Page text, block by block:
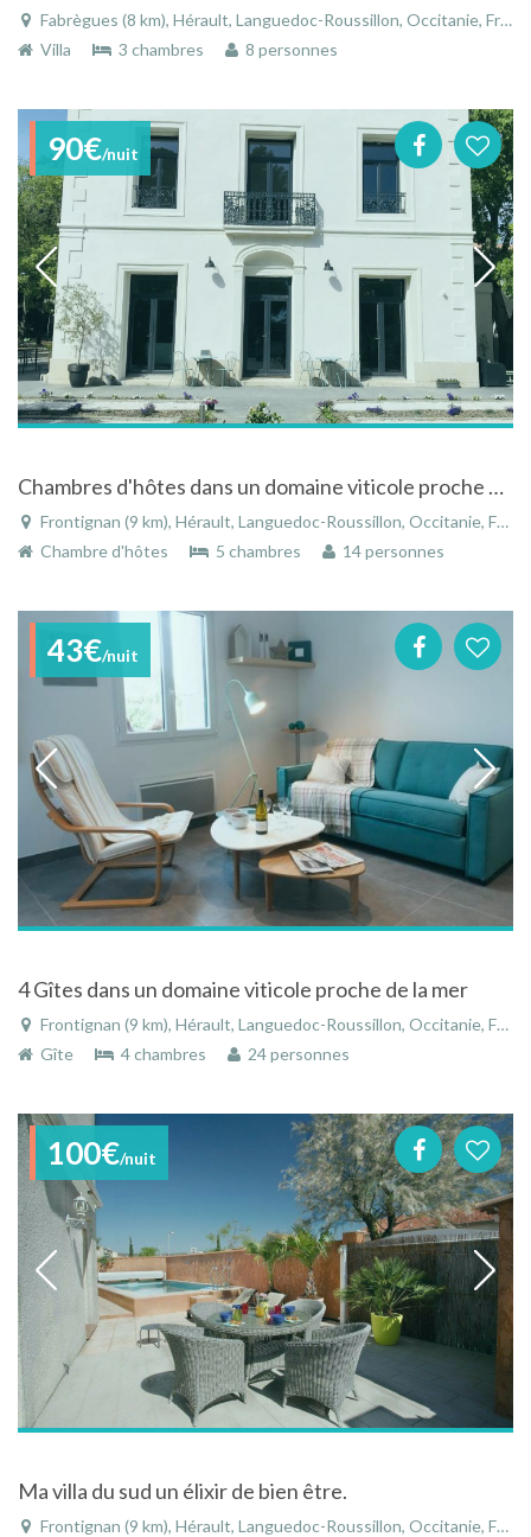
Fabrègues (8 km), Hérault, Languedoc-Roussillon, Occitanie, France
Villa
3 chambres 8 personnes
90€/nuit
Chambres d'hôtes dans un domaine viticole proche de la mer
Frontignan (9 km), Hérault, Languedoc-Roussillon, Occitanie, France
Chambre d'hôtes
5 chambres 14 personnes
43€/nuit
4 Gîtes dans un domaine viticole proche de la mer
Frontignan (9 km), Hérault, Languedoc-Roussillon, Occitanie, France
Gîte
4 chambres 24 personnes
100€/nuit
Ma villa du sud un élixir de bien être.
Frontignan (9 km), Hérault, Languedoc-Roussillon, Occitanie, France